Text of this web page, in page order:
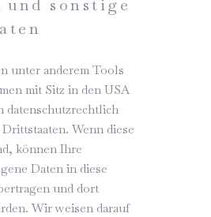
und sonstige
unter anderem Tools
mit Sitz in den USA
datenschutzrechtlich
Wenn diese
können Ihre
Daten in diese
und dort
Wir weisen darauf